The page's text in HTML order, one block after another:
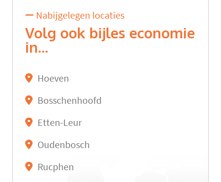
Nabijgelegen locaties
Volg ook bijles economie
in...
Hoeven
Bosschenhoofd
Etten-Leur
Oudenbosch
Rucphen